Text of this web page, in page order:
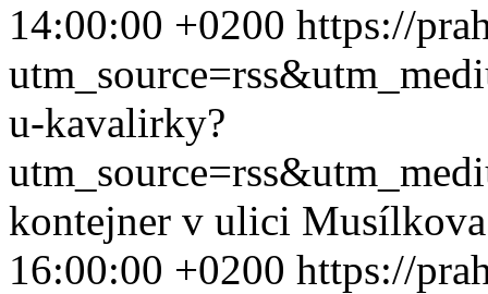
14:00:00 +0200 https://
u-kavalirky?
kontejner v ulici
16:00:00 +0200 https://